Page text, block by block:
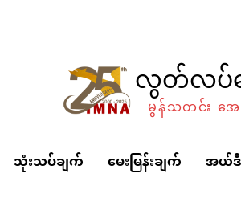
လွတ်လပ်
မွန်သတင်း အေ
သုံးသပ်ချက် မေးမြန်းချက် အယ်